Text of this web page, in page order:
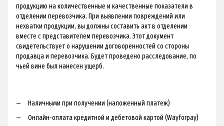
продукцию на количественные и качественные показатели в
отделении перевозчика. При выявлении повреждений или
нехватки продукции, вы должны составить акт в отделении
вместе с представителем перевозчика. Этот документ
свидетельствует о нарушении договоренностей со стороны
продавца и перевозчика. Будет проведено расследование, по
чьей вине был нанесен ущерб.
Наличными при получении (наложенный платеж)
Онлайн-оплата кредитной и дебетовой картой (Wayforpay)